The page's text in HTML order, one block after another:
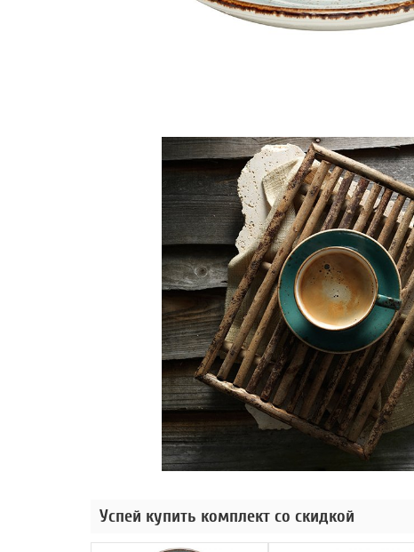
Успей купить комплект со скидкой